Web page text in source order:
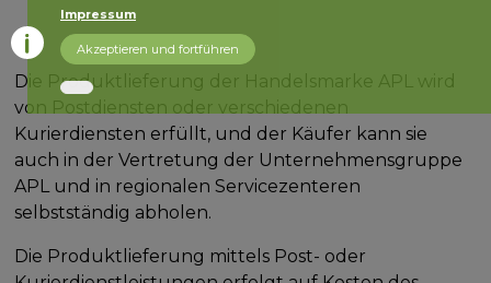
Die Produktlieferung der Handelsmarke APL wird
von Postdiensten oder verschiedenen
Kurierdiensten erfüllt, und der Käufer kann sie
auch in der Vertretung der Unternehmensgruppe
APL und in regionalen Servicezenteren
selbstständig abholen.
Die Produktlieferung mittels Post- oder
Impressum
Akzeptieren und fortführen